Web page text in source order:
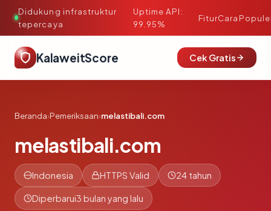
Didukung infrastruktur
tepercaya
·
Uptime API:
99.95%
FiturCara
KalaweitScore Cek Gratis
Beranda›Pemeriksaan›melastibali.com
melastibali.com
Indonesia HTTPS Valid 24 tahun
Diperbarui3 bulan yang lalu